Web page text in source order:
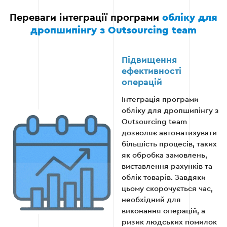
Переваги інтеграції програми обліку для
дропшипінгу з Outsourcing team
Підвищення
ефективності
операцій
Інтеграція програми
обліку для дропшипінгу з
Outsourcing team
дозволяє автоматизувати
більшість процесів, таких
як обробка замовлень,
виставлення рахунків та
облік товарів. Завдяки
цьому скорочується час,
необхідний для
виконання операцій, а
ризик людських помилок